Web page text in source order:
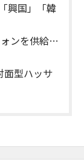
興国」「韓
ンを供給…
面型ハッサ